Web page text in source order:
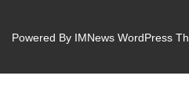
Powered By IMNews WordPress